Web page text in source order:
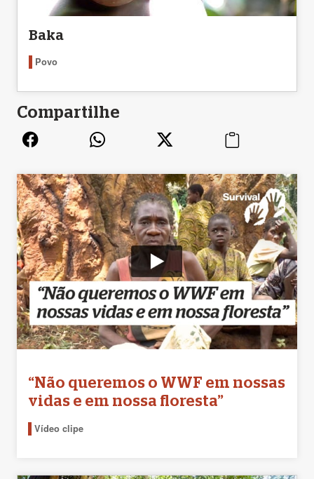
Baka
Povo
Compartilhe
“Não queremos o WWF em nossas
vidas e em nossa floresta”
Vídeo clipe